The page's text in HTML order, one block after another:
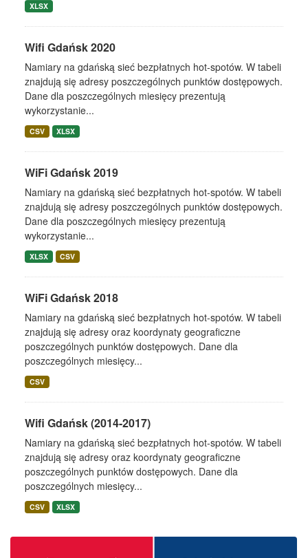
XLSX
Wifi Gdańsk 2020
Namiary na gdańską sieć bezpłatnych hot-spotów. W tabeli
znajdują się adresy poszczególnych punktów dostępowych.
Dane dla poszczególnych miesięcy prezentują
wykorzystanie...
CSV XLSX
WiFi Gdańsk 2019
Namiary na gdańską sieć bezpłatnych hot-spotów. W tabeli
znajdują się adresy poszczególnych punktów dostępowych.
Dane dla poszczególnych miesięcy prezentują
wykorzystanie...
XLSX CSV
WiFi Gdańsk 2018
Namiary na gdańską sieć bezpłatnych hot-spotów. W tabeli
znajdują się adresy oraz koordynaty geograficzne
poszczególnych punktów dostępowych. Dane dla
poszczególnych miesięcy...
CSV
Wifi Gdańsk (2014-2017)
Namiary na gdańską sieć bezpłatnych hot-spotów. W tabeli
znajdują się adresy oraz koordynaty geograficzne
poszczególnych punktów dostępowych. Dane dla
poszczególnych miesięcy...
CSV XLSX